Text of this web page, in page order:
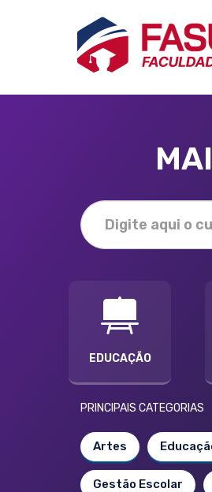
EDUCAÇÃO
PRINCIPAIS CATEGORIAS
Artes
Gestão Escolar